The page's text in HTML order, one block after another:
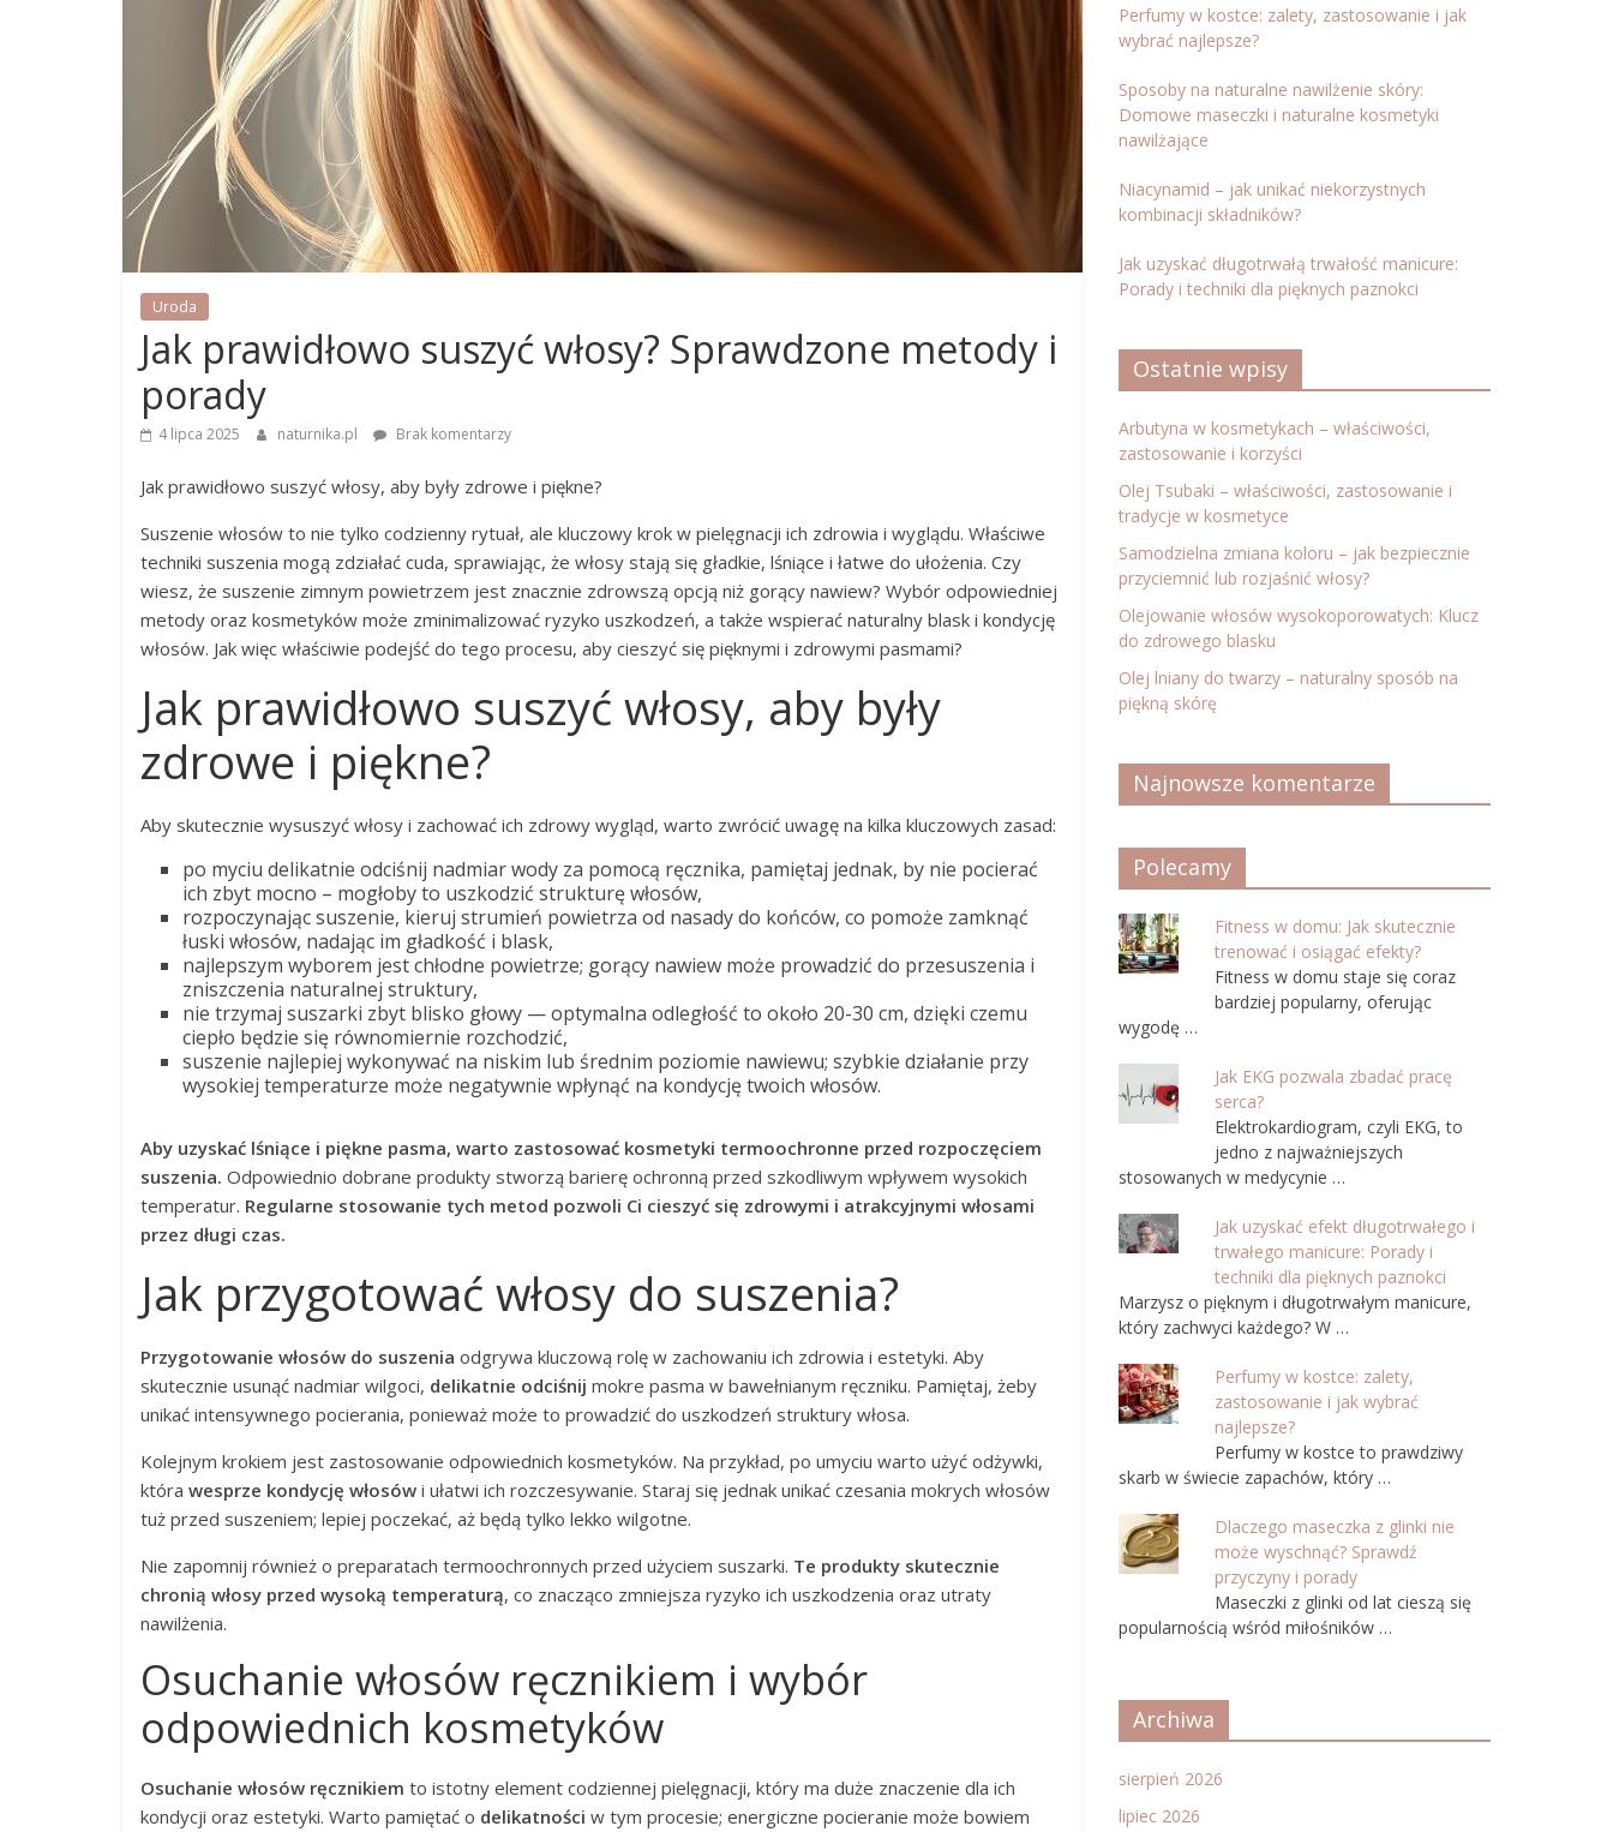
Uroda
Jak prawidłowo suszyć włosy? Sprawdzone metody i
porady
4 lipca 2025 naturnika.pl Brak komentarzy
Jak prawidłowo suszyć włosy, aby były zdrowe i piękne?
Suszenie włosów to nie tylko codzienny rytuał, ale kluczowy krok w pielęgnacji ich zdrowia i wyglądu. Właściwe
techniki suszenia mogą zdziałać cuda, sprawiając, że włosy stają się gładkie, lśniące i łatwe do ułożenia. Czy
wiesz, że suszenie zimnym powietrzem jest znacznie zdrowszą opcją niż gorący nawiew? Wybór odpowiedniej
metody oraz kosmetyków może zminimalizować ryzyko uszkodzeń, a także wspierać naturalny blask i kondycję
włosów. Jak więc właściwie podejść do tego procesu, aby cieszyć się pięknymi i zdrowymi pasmami?
Jak prawidłowo suszyć włosy, aby były
zdrowe i piękne?
Aby skutecznie wysuszyć włosy i zachować ich zdrowy wygląd, warto zwrócić uwagę na kilka kluczowych zasad:
po myciu delikatnie odciśnij nadmiar wody za pomocą ręcznika, pamiętaj jednak, by nie pocierać
ich zbyt mocno – mogłoby to uszkodzić strukturę włosów,
rozpoczynając suszenie, kieruj strumień powietrza od nasady do końców, co pomoże zamknąć
łuski włosów, nadając im gładkość i blask,
najlepszym wyborem jest chłodne powietrze; gorący nawiew może prowadzić do przesuszenia i
zniszczenia naturalnej struktury,
nie trzymaj suszarki zbyt blisko głowy — optymalna odległość to około 20-30 cm, dzięki czemu
ciepło będzie się równomiernie rozchodzić,
suszenie najlepiej wykonywać na niskim lub średnim poziomie nawiewu; szybkie działanie przy
wysokiej temperaturze może negatywnie wpłynąć na kondycję twoich włosów.
Aby uzyskać lśniące i piękne pasma, warto zastosować kosmetyki termoochronne przed rozpoczęciem
suszenia. Odpowiednio dobrane produkty stworzą barierę ochronną przed szkodliwym wpływem wysokich
temperatur. Regularne stosowanie tych metod pozwoli Ci cieszyć się zdrowymi i atrakcyjnymi włosami
przez długi czas.
Jak przygotować włosy do suszenia?
Przygotowanie włosów do suszenia odgrywa kluczową rolę w zachowaniu ich zdrowia i estetyki. Aby
skutecznie usunąć nadmiar wilgoci, delikatnie odciśnij mokre pasma w bawełnianym ręczniku. Pamiętaj, żeby
unikać intensywnego pocierania, ponieważ może to prowadzić do uszkodzeń struktury włosa.
Kolejnym krokiem jest zastosowanie odpowiednich kosmetyków. Na przykład, po umyciu warto użyć odżywki,
która wesprze kondycję włosów i ułatwi ich rozczesywanie. Staraj się jednak unikać czesania mokrych włosów
tuż przed suszeniem; lepiej poczekać, aż będą tylko lekko wilgotne.
Nie zapomnij również o preparatach termoochronnych przed użyciem suszarki. Te produkty skutecznie
chronią włosy przed wysoką temperaturą, co znacząco zmniejsza ryzyko ich uszkodzenia oraz utraty
nawilżenia.
Osuchanie włosów ręcznikiem i wybór
odpowiednich kosmetyków
Osuchanie włosów ręcznikiem to istotny element codziennej pielęgnacji, który ma duże znaczenie dla ich
kondycji oraz estetyki. Warto pamiętać o delikatności w tym procesie; energiczne pocieranie może bowiem
Perfumy w kostce: zalety, zastosowanie i jak
wybrać najlepsze?
Sposoby na naturalne nawilżenie skóry:
Domowe maseczki i naturalne kosmetyki
nawilżające
Niacynamid – jak unikać niekorzystnych
kombinacji składników?
Jak uzyskać długotrwałą trwałość manicure:
Porady i techniki dla pięknych paznokci
Ostatnie wpisy
Arbutyna w kosmetykach – właściwości,
zastosowanie i korzyści
Olej Tsubaki – właściwości, zastosowanie i
tradycje w kosmetyce
Samodzielna zmiana koloru – jak bezpiecznie
przyciemnić lub rozjaśnić włosy?
Olejowanie włosów wysokoporowatych: Klucz
do zdrowego blasku
Olej lniany do twarzy – naturalny sposób na
piękną skórę
Najnowsze komentarze
Polecamy
Fitness w domu: Jak skutecznie
trenować i osiągać efekty?
Fitness w domu staje się coraz
bardziej popularny, oferując
wygodę …
Jak EKG pozwala zbadać pracę
serca?
Elektrokardiogram, czyli EKG, to
jedno z najważniejszych
stosowanych w medycynie …
Jak uzyskać efekt długotrwałego i
trwałego manicure: Porady i
techniki dla pięknych paznokci
Marzysz o pięknym i długotrwałym manicure,
który zachwyci każdego? W …
Perfumy w kostce: zalety,
zastosowanie i jak wybrać
najlepsze?
Perfumy w kostce to prawdziwy
skarb w świecie zapachów, który …
Dlaczego maseczka z glinki nie
może wyschnąć? Sprawdź
przyczyny i porady
Maseczki z glinki od lat cieszą się
popularnością wśród miłośników …
Archiwa
sierpień 2026
lipiec 2026